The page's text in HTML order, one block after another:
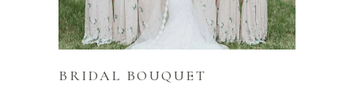
BRIDAL BOUQUET